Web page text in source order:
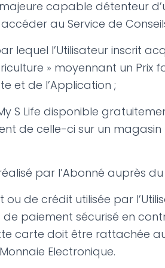
capable détenteur
au Service de
lequel l’Utilisateur inscrit
» moyennant un Prix
et de l’Application ;
S Life disponible
de celle-ci sur un magasin
par l’Abonné auprès
de crédit utilisée par
paiement sécurisé en
carte doit être rattachée
Electronique.